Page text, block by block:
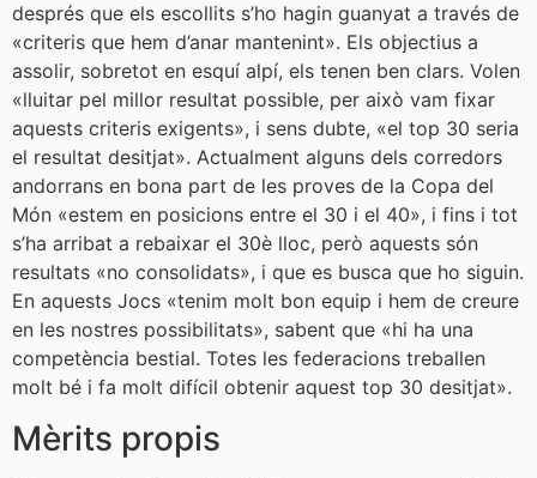
després que els escollits s’ho hagin guanyat a través de
«criteris que hem d’anar mantenint». Els objectius a
assolir, sobretot en esquí alpí, els tenen ben clars. Volen
«lluitar pel millor resultat possible, per això vam fixar
aquests criteris exigents», i sens dubte, «el top 30 seria
el resultat desitjat». Actualment alguns dels corredors
andorrans en bona part de les proves de la Copa del
Món «estem en posicions entre el 30 i el 40», i fins i tot
s’ha arribat a rebaixar el 30è lloc, però aquests són
resultats «no consolidats», i que es busca que ho siguin.
En aquests Jocs «tenim molt bon equip i hem de creure
en les nostres possibilitats», sabent que «hi ha una
competència bestial. Totes les federacions treballen
molt bé i fa molt difícil obtenir aquest top 30 desitjat».
Mèrits propis